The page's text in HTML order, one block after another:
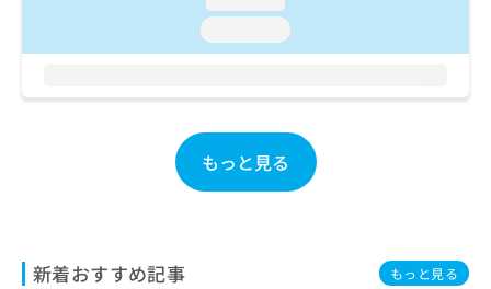
もっと見る
新着おすすめ記事 もっと見る
い
わ